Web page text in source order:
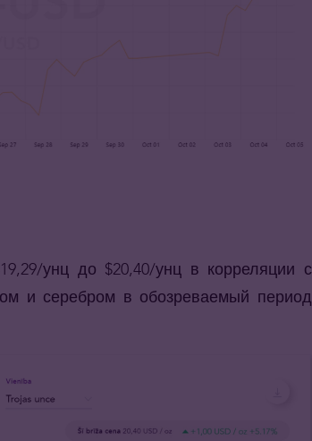
унц до $20,40/унц в корреляции с
и серебром в обозреваемый период